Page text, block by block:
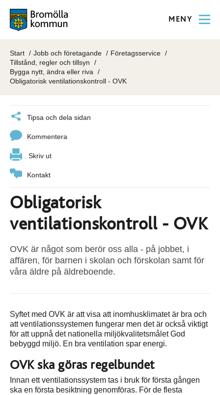
MENY
Start Jobb och företagande
Företagsservice
Tillstånd, regler och tillsyn
Bygga nytt, ändra eller riva
Obligatorisk ventilationskontroll - OVK
Tipsa och dela sidan
Kommentera
Skriv ut
Kontakt
Obligatorisk
ventilationskontroll - OVK
OVK är något som berör oss alla - på jobbet, i
affären, för barnen i skolan och förskolan samt för
våra äldre på äldreboende.
Syftet med OVK är att visa att inomhusklimatet är bra och
att ventilationssystemen fungerar men det är också viktigt
för att uppnå det nationella miljökvalitetsmålet God
bebyggd miljö. En bra ventilation spar energi.
OVK ska göras regelbundet
Innan ett ventilationssystem tas i bruk för första gången
ska en första besiktning genomföras. För de flesta